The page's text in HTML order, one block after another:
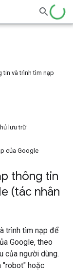
tin và trình tìm nạp
lưu trữ
của Google
thông tin
(tác nhân
trình tìm nạp để
Google, theo
của người dùng.
"robot" hoặc